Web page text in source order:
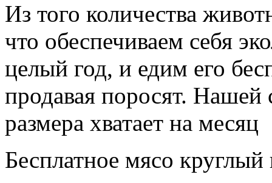
Из того количества
что обеспечиваем себя
целый год, и едим его
продавая поросят. Нашей
размера хватает на месяц
Бесплатное мясо круглый